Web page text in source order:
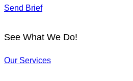
Send Brief
See What We Do!
Our Services